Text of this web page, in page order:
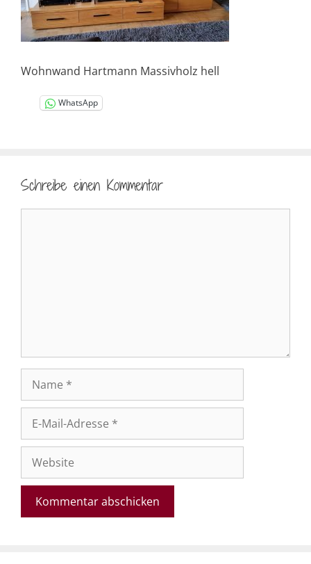
Wohnwand Hartmann Massivholz hell
WhatsApp
Schreibe einen Kommentar
Mail-
Adresse
Website